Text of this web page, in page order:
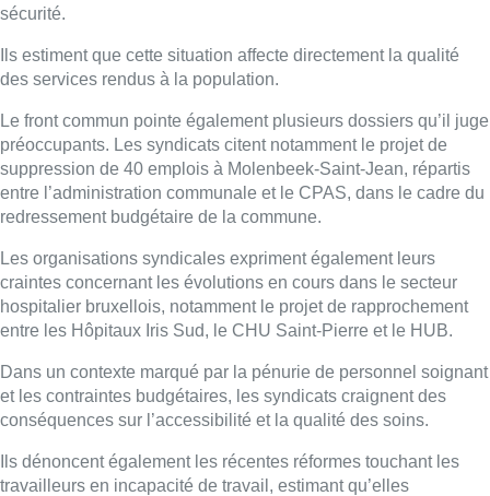
sécurité.
Ils estiment que cette situation affecte directement la qualité
des services rendus à la population.
Le front commun pointe également plusieurs dossiers qu’il juge
préoccupants. Les syndicats citent notamment le projet de
suppression de 40 emplois à Molenbeek-Saint-Jean, répartis
entre l’administration communale et le CPAS, dans le cadre du
redressement budgétaire de la commune.
Les organisations syndicales expriment également leurs
craintes concernant les évolutions en cours dans le secteur
hospitalier bruxellois, notamment le projet de rapprochement
entre les Hôpitaux Iris Sud, le CHU Saint-Pierre et le HUB.
Dans un contexte marqué par la pénurie de personnel soignant
et les contraintes budgétaires, les syndicats craignent des
conséquences sur l’accessibilité et la qualité des soins.
Ils dénoncent également les récentes réformes touchant les
travailleurs en incapacité de travail, estimant qu’elles